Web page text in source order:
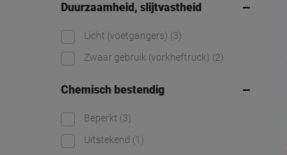
Duurzaamheid, slijtvastheid
Licht (voetgangers) (3)
Zwaar gebruik (vorkheftruck) (2)
Chemisch bestendig
Beperkt (3)
Uitstekend (1)